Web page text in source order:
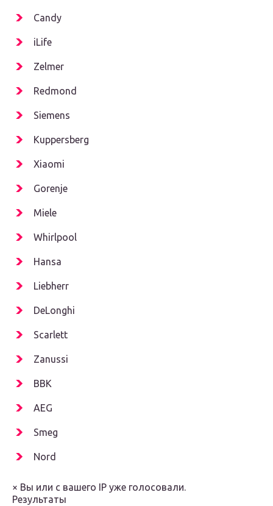
Candy
iLife
Zelmer
Redmond
Siemens
Kuppersberg
Xiaomi
Gorenje
Miele
Whirlpool
Hansa
Liebherr
DeLonghi
Scarlett
Zanussi
BBK
AEG
Smeg
Nord
× Вы или с вашего IP уже голосовали.
Результаты